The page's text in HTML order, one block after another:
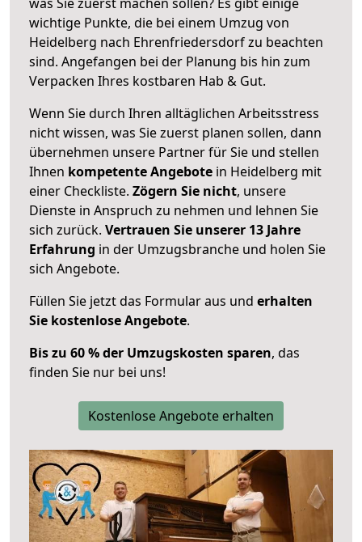
wichtige Punkte, die bei einem Umzug von
Heidelberg nach Ehrenfriedersdorf zu beachten
sind. Angefangen bei der Planung bis hin zum
Verpacken Ihres kostbaren Hab & Gut.
Wenn Sie durch Ihren alltäglichen Arbeitsstress
nicht wissen, was Sie zuerst planen sollen, dann
übernehmen unsere Partner für Sie und stellen
Ihnen kompetente Angebote in Heidelberg mit
einer Checkliste. Zögern Sie nicht, unsere
Dienste in Anspruch zu nehmen und lehnen Sie
sich zurück. Vertrauen Sie unserer 13 Jahre
Erfahrung in der Umzugsbranche und holen Sie
sich Angebote.
Füllen Sie jetzt das Formular aus und erhalten
Sie kostenlose Angebote.
Bis zu 60 % der Umzugskosten sparen, das
finden Sie nur bei uns!
Kostenlose Angebote erhalten